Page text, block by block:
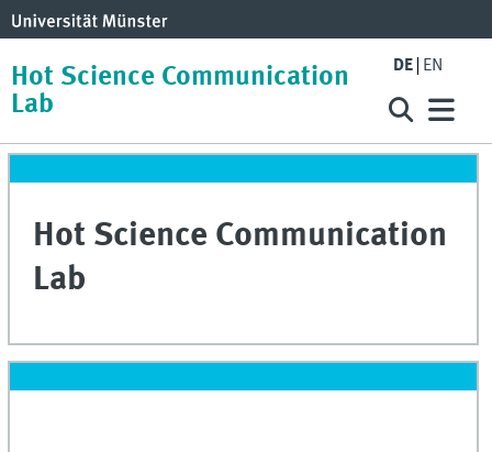
Hot Science Communication
Lab
DE EN
Hot Science Communication
Lab